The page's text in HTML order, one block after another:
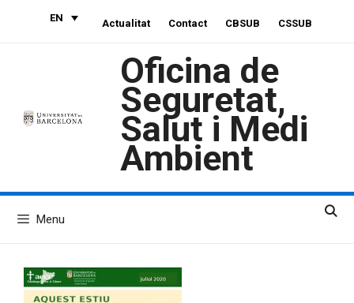
EN Actualitat Contact CBSUB CSSUB
Oficina de
Seguretat,
Salut i Medi
Ambient
Menu